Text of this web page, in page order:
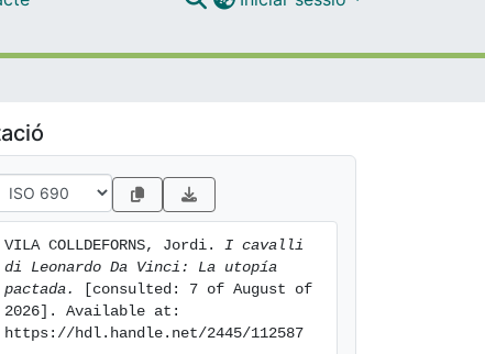
VILA COLLDEFORNS, Jordi. I cavalli
di Leonardo Da Vinci: La utopía
pactada.
[consulted: 7 of August of
2026]. Available at:
https://hdl.handle.net/2445/112587